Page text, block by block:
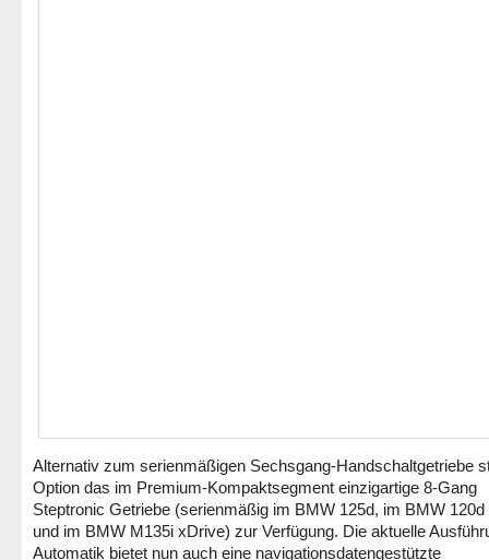
Alternativ zum serienmäßigen Sechsgang-Handschaltgetriebe
Option das im Premium-Kompaktsegment einzigartige 8-Gang
Steptronic Getriebe (serienmäßig im BMW 125d, im BMW
und im BMW M135i xDrive) zur Verfügung. Die aktuelle
Automatik bietet nun auch eine navigationsdatengestützte